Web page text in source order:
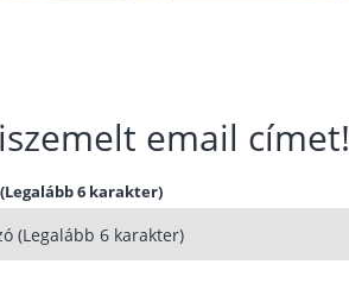
email címet!
(Legalább 6 karakter)